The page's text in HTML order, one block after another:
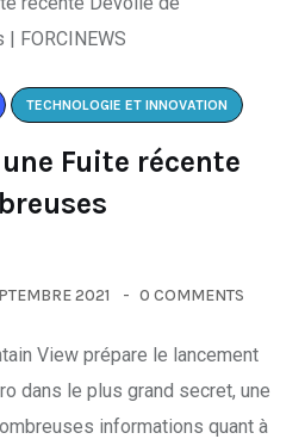
TECHNOLOGIE ET INNOVATION
Fuite récente
2021 0 COMMENTS
View prépare le lancement
dans le plus grand secret, une
informations quant à